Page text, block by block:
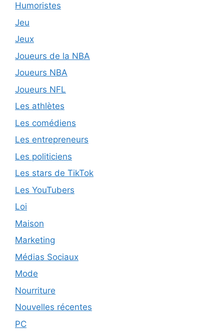
Humoristes
Jeu
Jeux
Joueurs de la NBA
Joueurs NBA
Joueurs NFL
Les athlètes
Les comédiens
Les entrepreneurs
Les politiciens
Les stars de TikTok
Les YouTubers
Loi
Maison
Marketing
Médias Sociaux
Mode
Nourriture
Nouvelles récentes
PC